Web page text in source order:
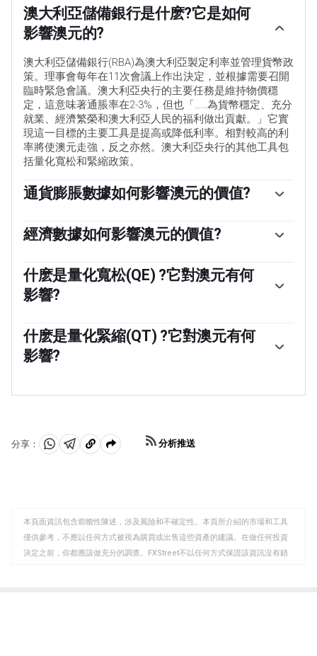
澳大利亞儲備銀行是什麽?它是如何
影響澳元的?
澳大利亞儲備銀行(RBA)為澳大利亞製定利率並管理貨幣政
策。理事會每年在11次會議上作出決定，並根據需要召開
臨時緊急會議。澳大利亞央行的主要任務是維持物價穩
定，這意味著通脹率在2-3%，但也「……為貨幣穩定、充分
就業、經濟繁榮和澳大利亞人民的福利做出貢獻。」它實
現這一目標的主要工具是提高或降低利率。相對較高的利
率將使澳元走強，反之亦然。澳大利亞央行的其他工具包
括量化寬松和緊縮政策。
通貨膨脹數據如何影響澳元的價值?
總體上降低了貨幣的價值，但在現代，隨著跨境資本管製
的放松，情況實際上正好相反。現在，適度的高通脹往往
入，這些資金來自尋求利潤豐厚的投資場所的全球投資
者。這增加了對當地貨幣的需求，在澳大利亞就是澳元。
經濟數據如何影響澳元的價值?
值產生影響。投資者更願意將資金投資於安全和增長的經
濟體，而不是不穩定和萎縮的經濟體。更多的資本流入增
加了總需求和本國貨幣的價值。GDP、製造業和服務業
強勁的經濟可能會鼓勵澳大利亞儲備銀行提高利率，這也
支持澳元。
什麽是量化寬松(QE) ?它對澳元有何
影響?
極端情況下使用的工具。量化寬松是澳大利亞儲備銀行
(RBA)印刷澳元(AUD)以從金融機構購買資產(通常是政府或
公司債券)的過程，從而為他們提供急需的流動性。量化寬
什麽是量化緊縮(QT) ?它對澳元有何
影響?
當經濟正在復蘇，通脹開始上升時進行的。在量化寬松
止購買更多的資產，並停止將其持有的到期債券的本金再
投資。這將對澳元有利(或看漲)。
分享：
分 分 複
板
分析推送
本頁面資訊包含前瞻性陳述，涉及風險和不確定性。本頁所介紹的市場和工具
僅供參考，不應以任何方式被視為購買或出售這些資產的建議。在做任何投資
決定之前，你都應該做充分的調查。FXStreet不以任何方式保證該資訊沒有錯